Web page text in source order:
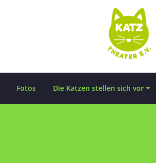
Fotos Die Katzen stellen sich vor